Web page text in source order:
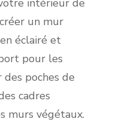
un mur
éclairé et
pour les
poches de
cadres
murs végétaux.